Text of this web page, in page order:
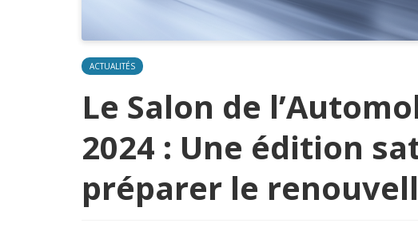
ACTUALITÉS
Le Salon de
2024 : Une édition
préparer le